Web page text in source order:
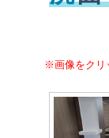
※画像をクリ